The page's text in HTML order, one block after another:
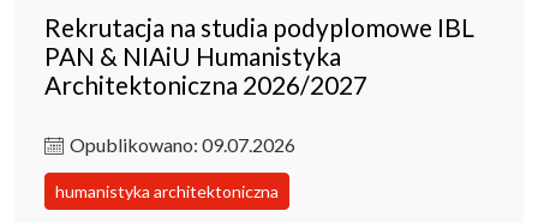
Rekrutacja na studia podyplomowe IBL
PAN & NIAiU Humanistyka
Architektoniczna 2026/2027
Opublikowano: 09.07.2026
humanistyka architektoniczna